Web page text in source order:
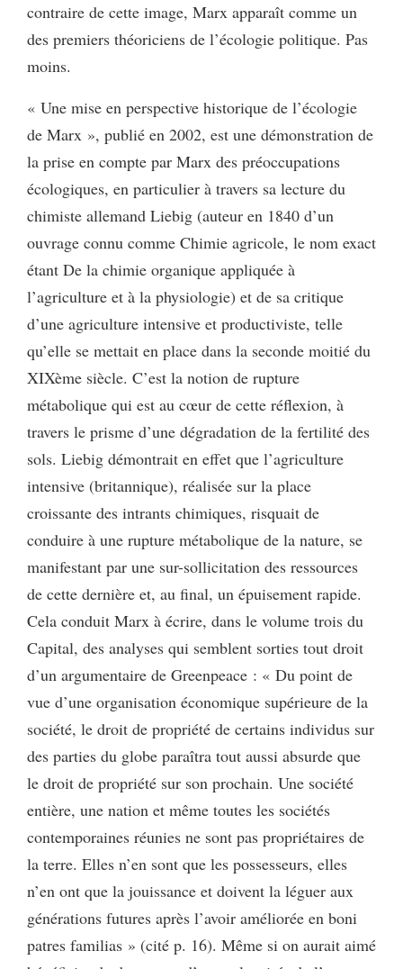
contraire de cette image, Marx apparaît comme un
des premiers théoriciens de l’écologie politique. Pas
moins.
« Une mise en perspective historique de l’écologie
de Marx », publié en 2002, est une démonstration de
la prise en compte par Marx des préoccupations
écologiques, en particulier à travers sa lecture du
chimiste allemand Liebig (auteur en 1840 d’un
ouvrage connu comme Chimie agricole, le nom exact
étant De la chimie organique appliquée à
l’agriculture et à la physiologie) et de sa critique
d’une agriculture intensive et productiviste, telle
qu’elle se mettait en place dans la seconde moitié du
XIXème siècle. C’est la notion de rupture
métabolique qui est au cœur de cette réflexion, à
travers le prisme d’une dégradation de la fertilité des
sols. Liebig démontrait en effet que l’agriculture
intensive (britannique), réalisée sur la place
croissante des intrants chimiques, risquait de
conduire à une rupture métabolique de la nature, se
manifestant par une sur-sollicitation des ressources
de cette dernière et, au final, un épuisement rapide.
Cela conduit Marx à écrire, dans le volume trois du
Capital, des analyses qui semblent sorties tout droit
d’un argumentaire de Greenpeace : « Du point de
vue d’une organisation économique supérieure de la
société, le droit de propriété de certains individus sur
des parties du globe paraîtra tout aussi absurde que
le droit de propriété sur son prochain. Une société
entière, une nation et même toutes les sociétés
contemporaines réunies ne sont pas propriétaires de
la terre. Elles n’en sont que les possesseurs, elles
n’en ont que la jouissance et doivent la léguer aux
générations futures après l’avoir améliorée en boni
patres familias » (cité p. 16). Même si on aurait aimé